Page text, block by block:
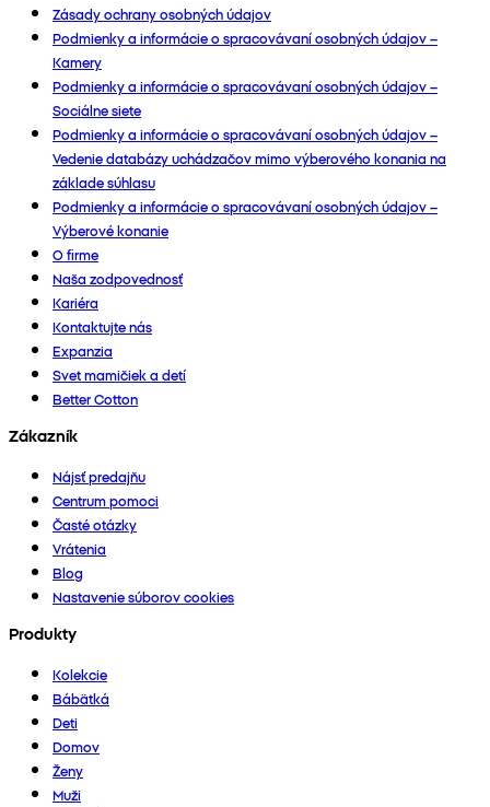
Zásady ochrany osobných údajov
Podmienky a informácie o spracovávaní osobných údajov –
Kamery
Podmienky a informácie o spracovávaní osobných údajov –
Sociálne siete
Podmienky a informácie o spracovávaní osobných údajov –
Vedenie databázy uchádzačov mimo výberového konania na
základe súhlasu
Podmienky a informácie o spracovávaní osobných údajov –
Výberové konanie
O firme
Naša zodpovednosť
Kariéra
Kontaktujte nás
Expanzia
Svet mamičiek a detí
Better Cotton
Zákazník
Nájsť predajňu
Centrum pomoci
Časté otázky
Vrátenia
Blog
Nastavenie súborov cookies
Produkty
Kolekcie
Bábätká
Deti
Domov
Ženy
Muži